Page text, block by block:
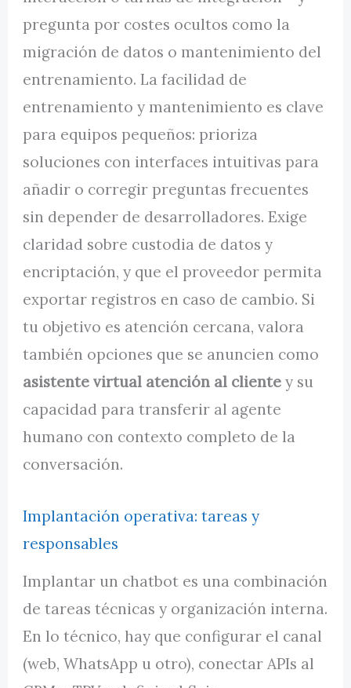
pregunta por costes ocultos como la
migración de datos o mantenimiento del
entrenamiento. La facilidad de
entrenamiento y mantenimiento es clave
para equipos pequeños: prioriza
soluciones con interfaces intuitivas para
añadir o corregir preguntas frecuentes
sin depender de desarrolladores. Exige
claridad sobre custodia de datos y
encriptación, y que el proveedor permita
exportar registros en caso de cambio. Si
tu objetivo es atención cercana, valora
también opciones que se anuncien como
asistente virtual atención al cliente y su
capacidad para transferir al agente
humano con contexto completo de la
conversación.
Implantación operativa: tareas y
responsables
Implantar un chatbot es una combinación
de tareas técnicas y organización interna.
En lo técnico, hay que configurar el canal
(web, WhatsApp u otro), conectar APIs al